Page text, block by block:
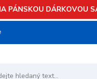
PÁNSKOU DÁRKOVOU